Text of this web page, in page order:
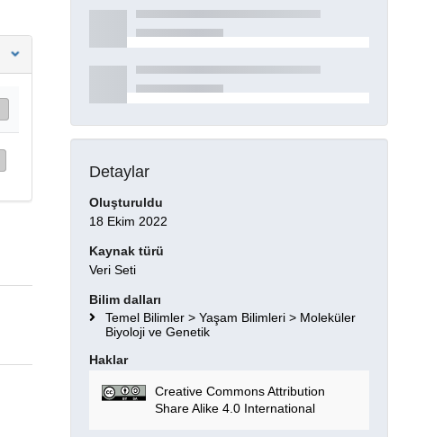
Detaylar
Oluşturuldu
18 Ekim 2022
Kaynak türü
Veri Seti
Bilim dalları
Temel Bilimler > Yaşam Bilimleri > Moleküler
Biyoloji ve Genetik
Haklar
Creative Commons Attribution
Share Alike 4.0 International